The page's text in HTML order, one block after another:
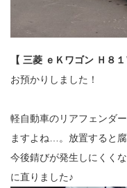
【 三菱 ｅＫワゴン Ｈ８１
お預かりしました！
軽自動車のリアフェンダ
ますよね…。放置すると
今後錆びが発生しにくく
に直りました♪